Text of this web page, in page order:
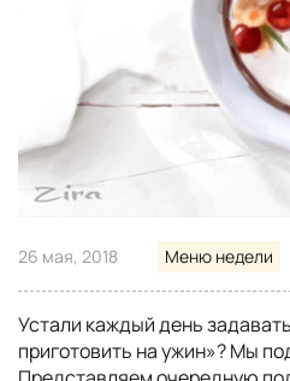
26 мая, 2018 Меню недели
Устали каждый день
приготовить на ужин»? Мы